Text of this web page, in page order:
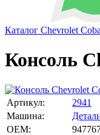
Каталог Chevrolet
Консоль
Артикул:
2941
Машина:
OEM: